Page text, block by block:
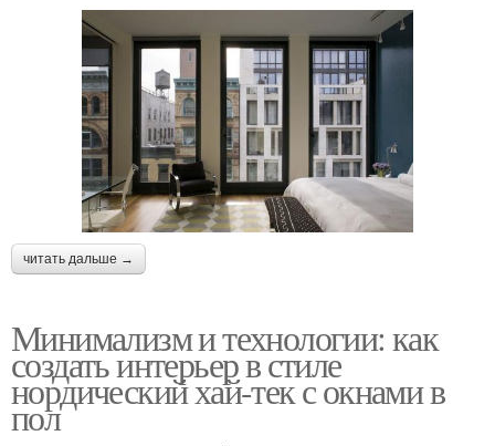
читать дальше →
Минимализм и технологии: как
создать интерьер в стиле
нордический хай-тек с окнами в
пол